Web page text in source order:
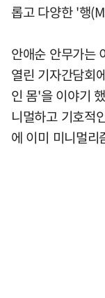
롭고 다양한 '행
안애순 안무가는
열린 기자간담회
인 몸'을 이야기
니멀하고 기호적
에 이미 미니멀